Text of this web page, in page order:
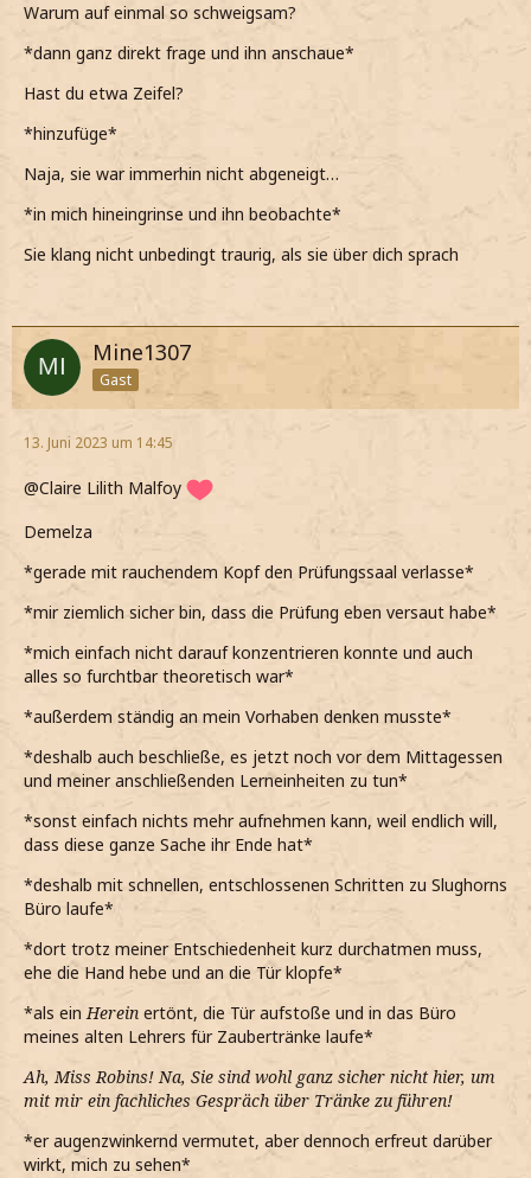
Warum auf einmal so schweigsam?
*dann ganz direkt frage und ihn anschaue*
Hast du etwa Zeifel?
*hinzufüge*
Naja, sie war immerhin nicht abgeneigt…
*in mich hineingrinse und ihn beobachte*
Sie klang nicht unbedingt traurig, als sie über dich sprach
Mine1307
Gast
13. Juni 2023 um 14:45
@Claire Lilith Malfoy
Demelza
*gerade mit rauchendem Kopf den Prüfungssaal verlasse*
*mir ziemlich sicher bin, dass die Prüfung eben versaut habe*
*mich einfach nicht darauf konzentrieren konnte und auch
alles so furchtbar theoretisch war*
*außerdem ständig an mein Vorhaben denken musste*
*deshalb auch beschließe, es jetzt noch vor dem Mittagessen
und meiner anschließenden Lerneinheiten zu tun*
*sonst einfach nichts mehr aufnehmen kann, weil endlich will,
dass diese ganze Sache ihr Ende hat*
*deshalb mit schnellen, entschlossenen Schritten zu Slughorns
Büro laufe*
*dort trotz meiner Entschiedenheit kurz durchatmen muss,
ehe die Hand hebe und an die Tür klopfe*
*als einHerein ertönt, die Tür aufstoße und in das Büro
meines alten Lehrers für Zaubertränke laufe*
Ah, Miss Robins! Na, Sie sind wohl ganz sicher nicht hier, um
mit mir ein fachliches Gespräch über Tränke zu führen!
*er augenzwinkernd vermutet, aber dennoch erfreut darüber
wirkt, mich zu sehen*